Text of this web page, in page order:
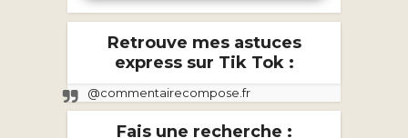
Retrouve mes astuces
express sur Tik Tok :
@commentairecompose.fr
Fais une recherche :